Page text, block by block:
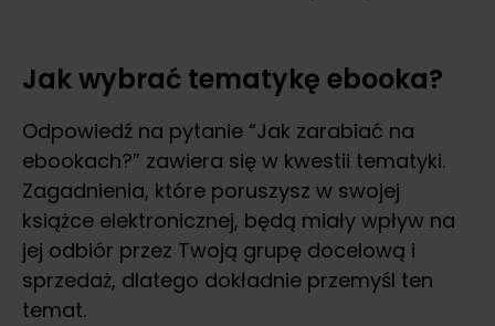
Jak wybrać tematykę ebooka?
Odpowiedź na pytanie “Jak zarabiać na
ebookach?” zawiera się w kwestii tematyki.
Zagadnienia, które poruszysz w swojej
książce elektronicznej, będą miały wpływ na
jej odbiór przez Twoją grupę docelową i
sprzedaż, dlatego dokładnie przemyśl ten
temat.